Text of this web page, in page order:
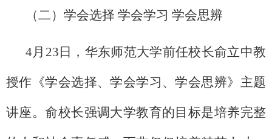
（二）学会选择 学会学习 学会思辨
4月23日，华东师范大学前任校长俞立中教
授作《学会选择、学会学习、学会思辨》主题
讲座。俞校长强调大学教育的目标是培养完整